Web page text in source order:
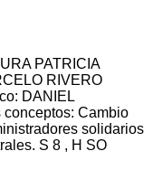
PATRICIA
RIVERO
DANIEL
conceptos: Cambio
solidarios
S 8 , H SO